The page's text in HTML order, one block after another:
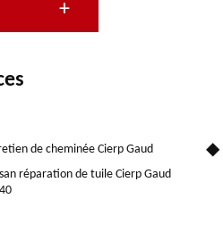
de cheminée Cierp Gaud
réparation de tuile Cierp Gaud